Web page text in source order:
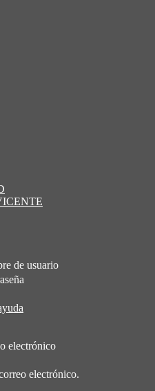
de usuario
electrónico
electrónico.